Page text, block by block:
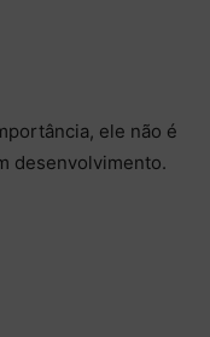
ele não é
desenvolvimento.